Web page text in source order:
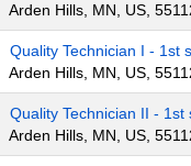
Arden Hills, MN, US,
Quality Technician I - 1st
Arden Hills, MN, US,
Quality Technician II - 1st
Arden Hills, MN, US,